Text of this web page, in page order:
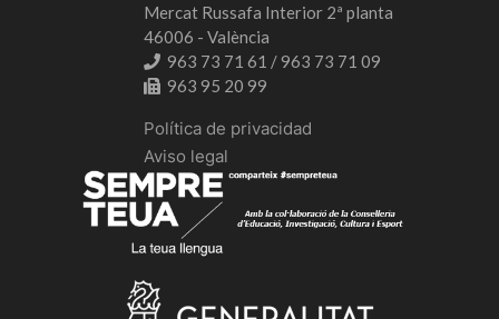
Mercat Russafa Interior 2ª planta
46006 - València
963 73 71 61 / 963 73 71 09
963 95 20 99
Política de privacidad
Aviso legal